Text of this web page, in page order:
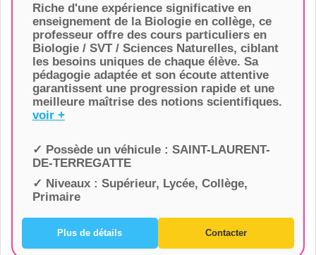
Riche d'une expérience significative en
enseignement de la Biologie en collège, ce
professeur offre des cours particuliers en
Biologie / SVT / Sciences Naturelles, ciblant
les besoins uniques de chaque élève. Sa
pédagogie adaptée et son écoute attentive
garantissent une progression rapide et une
meilleure maîtrise des notions scientifiques.
voir +
✓ Possède un véhicule : SAINT-LAURENT-
DE-TERREGATTE
✓ Niveaux : Supérieur, Lycée, Collège,
Primaire
Plus de détails Contacter